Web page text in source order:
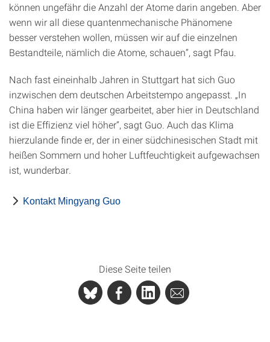
können ungefähr die Anzahl der Atome darin angeben. Aber
wenn wir all diese quantenmechanische Phänomene
besser verstehen wollen, müssen wir auf die einzelnen
Bestandteile, nämlich die Atome, schauen“, sagt Pfau.
Nach fast eineinhalb Jahren in Stuttgart hat sich Guo
inzwischen dem deutschen Arbeitstempo angepasst. „In
China haben wir länger gearbeitet, aber hier in Deutschland
ist die Effizienz viel höher“, sagt Guo. Auch das Klima
hierzulande finde er, der in einer südchinesischen Stadt mit
heißen Sommern und hoher Luftfeuchtigkeit aufgewachsen
ist, wunderbar.
Kontakt Mingyang Guo
Diese Seite teilen